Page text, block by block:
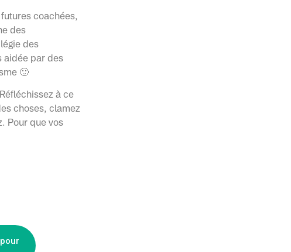
coachées,
des
des
aidée par des
🙂
à ce
choses, clamez
Pour que vos